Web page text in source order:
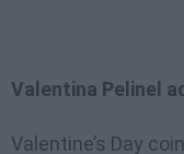
Valentina Pelinel
Valentine’s Day